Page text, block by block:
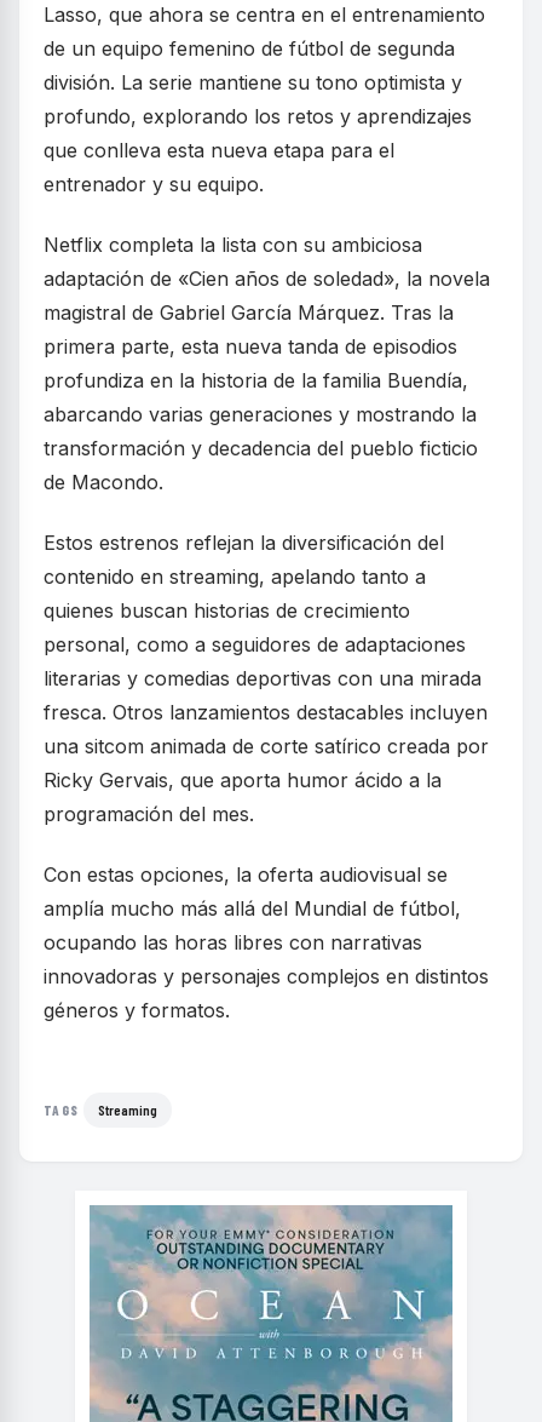
Lasso, que ahora se centra en el entrenamiento
de un equipo femenino de fútbol de segunda
división. La serie mantiene su tono optimista y
profundo, explorando los retos y aprendizajes
que conlleva esta nueva etapa para el
entrenador y su equipo.
Netflix completa la lista con su ambiciosa
adaptación de «Cien años de soledad», la novela
magistral de Gabriel García Márquez. Tras la
primera parte, esta nueva tanda de episodios
profundiza en la historia de la familia Buendía,
abarcando varias generaciones y mostrando la
transformación y decadencia del pueblo ficticio
de Macondo.
Estos estrenos reflejan la diversificación del
contenido en streaming, apelando tanto a
quienes buscan historias de crecimiento
personal, como a seguidores de adaptaciones
literarias y comedias deportivas con una mirada
fresca. Otros lanzamientos destacables incluyen
una sitcom animada de corte satírico creada por
Ricky Gervais, que aporta humor ácido a la
programación del mes.
Con estas opciones, la oferta audiovisual se
amplía mucho más allá del Mundial de fútbol,
ocupando las horas libres con narrativas
innovadoras y personajes complejos en distintos
géneros y formatos.
TAGS Streaming